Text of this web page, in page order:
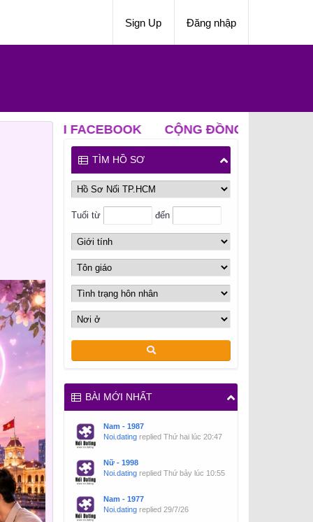
Sign Up Đăng nhập
CỘNG ĐỒNG NỐI ZALO
TÌM HỒ SƠ
Tuổi từ đến
BÀI MỚI NHẤT
Nam - 1987
Noi.dating replied Thứ hai lúc 20:47
Nữ - 1998
Noi.dating replied Thứ bảy lúc 10:55
Nam - 1977
Noi.dating replied 29/7/26